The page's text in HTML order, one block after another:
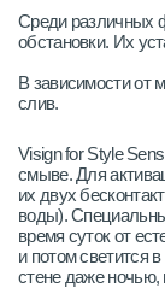
Среди различных
обстановки. Их
В зависимости от
слив.
Visign for Style
смыве. Для
их двух
воды).
время суток от
и потом светится
стене даже